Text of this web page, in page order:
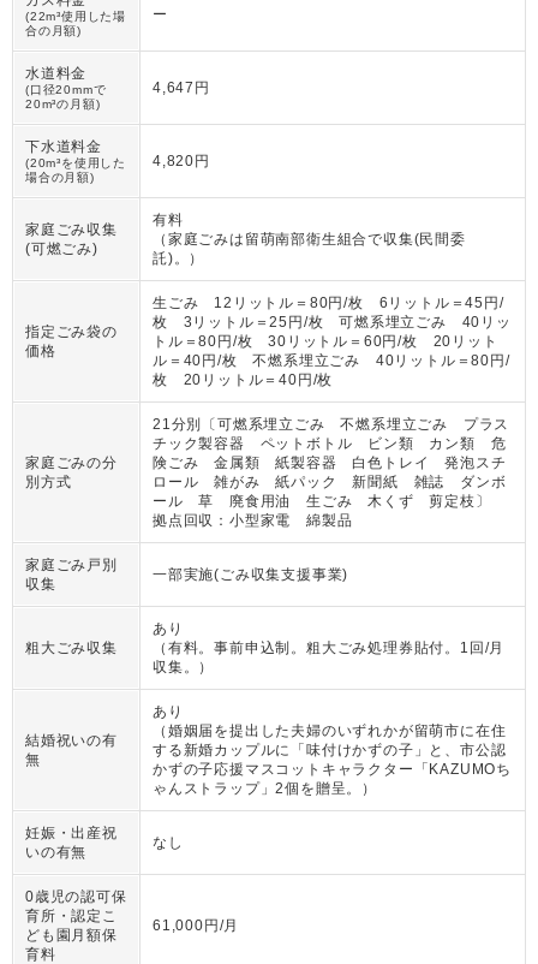
(22m³使用した場
合の月額)
ー
水道料金
(口径20mmで
20m³の月額)
4,647円
下水道料金
(20m³を使用した
場合の月額)
4,820円
家庭ごみ収集
(可燃ごみ)
有料
（ 家庭ごみは留萌南部衛生組合で収集(民間委
託)。
）
指定ごみ袋の
価格
生ごみ 12リットル＝80円/枚 6リットル＝45円/
枚 3リットル＝25円/枚 可燃系埋立ごみ 40リッ
トル＝80円/枚 30リットル＝60円/枚 20リット
ル＝40円/枚 不燃系埋立ごみ 40リットル＝80円/
枚 20リットル＝40円/枚
家庭ごみの分
別方式
21分別〔可燃系埋立ごみ 不燃系埋立ごみ プラス
チック製容器 ペットボトル ビン類 カン類 危
険ごみ 金属類 紙製容器 白色トレイ 発泡スチ
ロール 雑がみ 紙パック 新聞紙 雑誌 ダンボ
ール 草 廃食用油 生ごみ 木くず 剪定枝〕
拠点回収：小型家電 綿製品
家庭ごみ戸別
収集
一部実施(ごみ収集支援事業)
粗大ごみ収集
あり
（ 有料。事前申込制。粗大ごみ処理券貼付。1回/月
収集。
）
結婚祝いの有
無
あり
（ 婚姻届を提出した夫婦のいずれかが留萌市に在住
する新婚カップルに「味付けかずの子」と、市公認
かずの子応援マスコットキャラクター「KAZUMOち
ゃんストラップ」2個を贈呈。
）
妊娠・出産祝
いの有無
なし
0歳児の認可保
育所・認定こ
ども園月額保
育料
61,000円/月